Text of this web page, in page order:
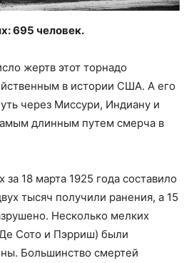
695 человек.
жертв этот торнадо
в истории США. А его
через Миссури, Индиану и
длинным путем смерча в
18 марта 1925 года составило
тысяч получили ранения, а 15
Несколько мелких
Сото и Пэрриш) были
Большинство смертей